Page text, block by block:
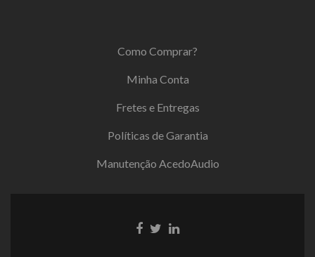
Como Comprar?
Minha Conta
Fretes e Entregas
Políticas de Garantia
Manutenção AcedoAudio